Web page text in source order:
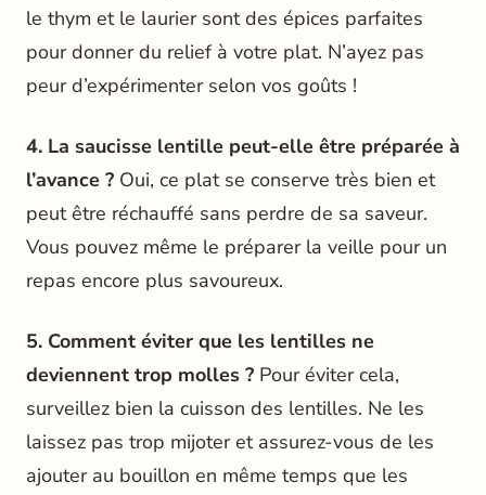
le thym et le laurier sont des épices parfaites
pour donner du relief à votre plat. N’ayez pas
peur d’expérimenter selon vos goûts !
4. La saucisse lentille peut-elle être préparée à
l’avance ? Oui, ce plat se conserve très bien et
peut être réchauffé sans perdre de sa saveur.
Vous pouvez même le préparer la veille pour un
repas encore plus savoureux.
5. Comment éviter que les lentilles ne
deviennent trop molles ? Pour éviter cela,
surveillez bien la cuisson des lentilles. Ne les
laissez pas trop mijoter et assurez-vous de les
ajouter au bouillon en même temps que les